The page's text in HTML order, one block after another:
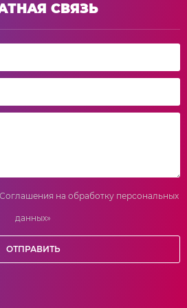
СВЯЗЬ
на обработку персональных
данных»
ОТПРАВИТЬ